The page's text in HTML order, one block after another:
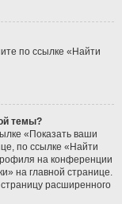
по ссылке «Найти
темы?
«Показать ваши
по ссылке «Найти
на конференции
на главной странице.
расширенного